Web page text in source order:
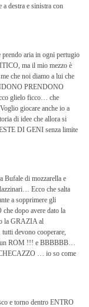
destra e sinistra con
aria in ogni pertugio
ma il mio mezzo è
che noi diamo a lui che
PRENDONO
glielo ficco… che
giocare anche io a
di idee che allora si
DI GENI senza limite
Bufale di mozzarella e
Ecco che salta
a sopprimere gli
dopo avere dato la
la GRAZIA al
devono cooperare,
ROM !!! e BBBBBB…
… io so come
e torno dentro ENTRO